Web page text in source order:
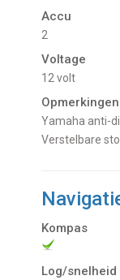
Accu
2
Voltage
12 volt
Opmerkingen
Yamaha anti-
Verstelbare
Kompas
Log/snelheid